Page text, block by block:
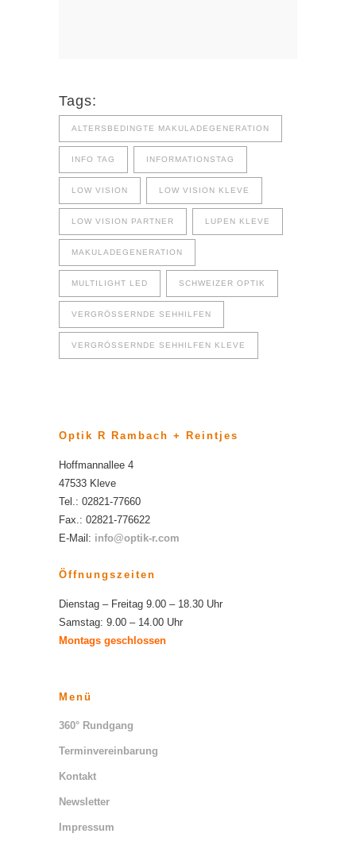
Tags:
ALTERSBEDINGTE MAKULADEGENERATION
INFO TAG INFORMATIONSTAG
LOW VISION LOW VISION KLEVE
LOW VISION PARTNER LUPEN KLEVE
MAKULADEGENERATION
MULTILIGHT LED SCHWEIZER OPTIK
VERGRÖSSERNDE SEHHILFEN
VERGRÖSSERNDE SEHHILFEN KLEVE
Optik R Rambach + Reintjes
Hoffmannallee 4
47533 Kleve
Tel.: 02821-77660
Fax.: 02821-776622
E-Mail: info@optik-r.com
Öffnungszeiten
Dienstag – Freitag 9.00 – 18.30 Uhr
Samstag: 9.00 – 14.00 Uhr
Montags geschlossen
Menü
360° Rundgang
Terminvereinbarung
Kontakt
Newsletter
Impressum